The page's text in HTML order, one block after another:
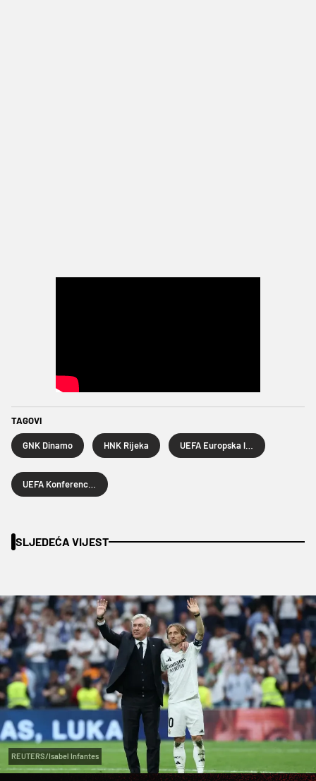
TAGOVI
GNK Dinamo HNK Rijeka
SLJEDEĆA VIJEST
REUTERS/Isabel Infantes